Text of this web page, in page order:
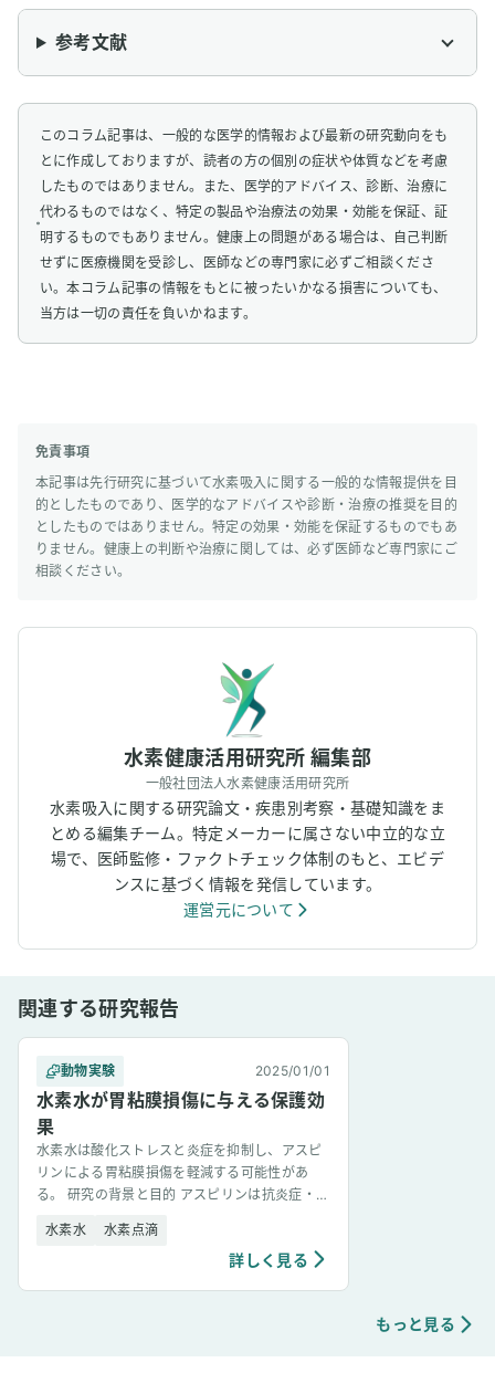
参考文献
このコラム記事は、一般的な医学的情報および最新の研究動向をも
とに作成しておりますが、読者の方の個別の症状や体質などを考慮
したものではありません。また、医学的アドバイス、診断、治療に
代わるものではなく、特定の製品や治療法の効果・効能を保証、証
明するものでもありません。健康上の問題がある場合は、自己判断
せずに医療機関を受診し、医師などの専門家に必ずご相談くださ
い。本コラム記事の情報をもとに被ったいかなる損害についても、
当方は一切の責任を負いかねます。
免責事項
本記事は先行研究に基づいて水素吸入に関する一般的な情報提供を目
的としたものであり、医学的なアドバイスや診断・治療の推奨を目的
としたものではありません。特定の効果・効能を保証するものでもあ
りません。健康上の判断や治療に関しては、必ず医師など専門家にご
相談ください。
水素健康活用研究所 編集部
一般社団法人水素健康活用研究所
水素吸入に関する研究論文・疾患別考察・基礎知識をま
とめる編集チーム。特定メーカーに属さない中立的な立
場で、医師監修・ファクトチェック体制のもと、エビデ
ンスに基づく情報を発信しています。
運営元について
関連する研究報告
動物実験 2025/01/01
水素水が胃粘膜損傷に与える保護効
果
水素水は酸化ストレスと炎症を抑制し、アスピ
リンによる胃粘膜損傷を軽減する可能性があ
る。 研究の背景と目的 アスピリンは抗炎症・鎮
く使われるが、消化管障 [&hellip;]
水素水 水素点滴
詳しく見る
もっと見る